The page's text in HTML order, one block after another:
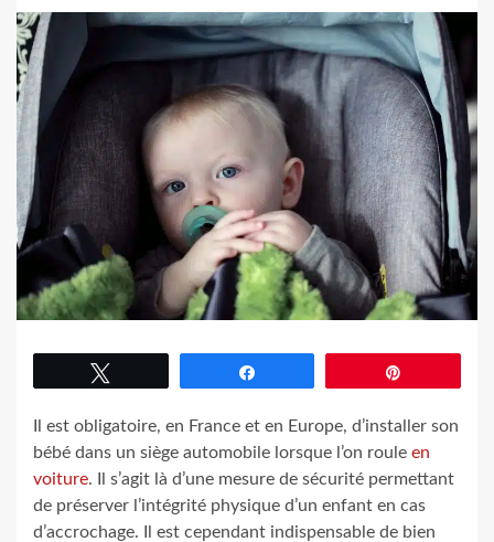
Il est obligatoire, en France et en Europe, d’installer son
bébé dans un siège automobile lorsque l’on roule en
voiture. Il s’agit là d’une mesure de sécurité permettant
de préserver l’intégrité physique d’un enfant en cas
d’accrochage. Il est cependant indispensable de bien